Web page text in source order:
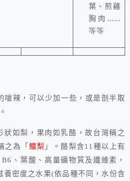
葉、煎雞
胸肉 ……
等等
嗆辣，可以少加一些，或是剖半取
狀如梨，果肉如乳酪，故台灣稱之
之為「 鱷梨 」。酪梨含11 種以上有
B6 、葉酸、高量礦物質及纖維素，
養密度之水果(依品種不同，水份含